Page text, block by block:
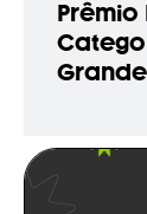
Prêmio